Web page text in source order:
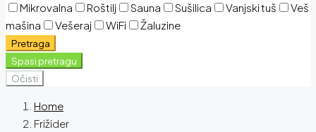
Mikrovalna
Roštilj Sauna Sušilica Vanjski tuš
Veš
mašina
Vešeraj WiFi Žaluzine
Pretraga
Spasi pretragu
Očisti
Home
Frižider